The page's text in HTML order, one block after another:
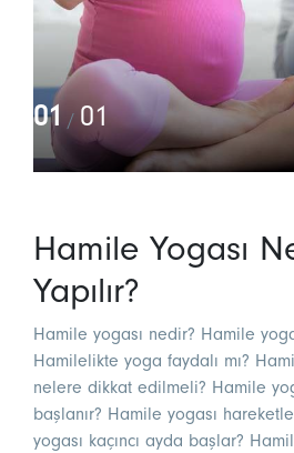
01 / 01
Hamile Yogası
Yapılır?
Hamile yogası nedir? Hamile
Hamilelikte yoga faydalı mı?
nelere dikkat edilmeli? Hamile
başlanır? Hamile yogası
yogası kaçıncı ayda başlar?